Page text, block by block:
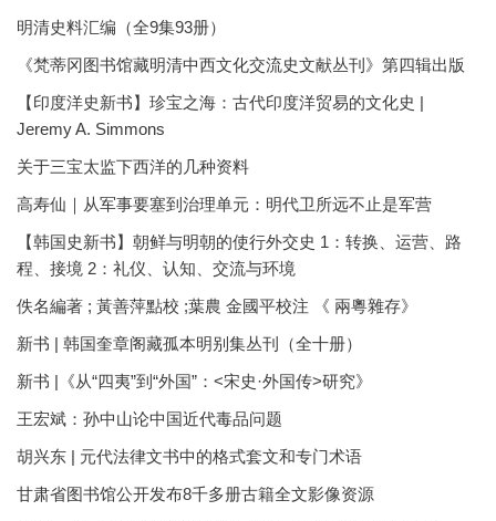
明清史料汇编（全9集93册）
《梵蒂冈图书馆藏明清中西文化交流史文献丛刊》第四辑出版
【印度洋史新书】珍宝之海：古代印度洋贸易的文化史 |
Jeremy A. Simmons
关于三宝太监下西洋的几种资料
高寿仙｜从军事要塞到治理单元：明代卫所远不止是军营
【韩国史新书】朝鲜与明朝的使行外交史 1：转换、运营、路
程、接境 2：礼仪、认知、交流与环境
佚名編著 ; 黃善萍點校 ;葉農 金國平校注 《 兩粵雜存》
新书 | 韩国奎章阁藏孤本明别集丛刊（全十册）
新书 |《从“四夷”到“外国”：<宋史·外国传>研究》
王宏斌：孙中山论中国近代毒品问题
胡兴东 | 元代法律文书中的格式套文和专门术语
甘肃省图书馆公开发布8千多册古籍全文影像资源